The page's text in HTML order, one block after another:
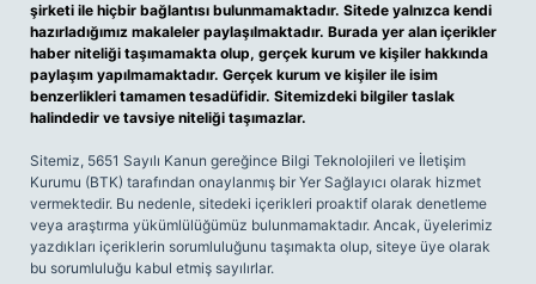
şirketi ile hiçbir bağlantısı bulunmamaktadır. Sitede yalnızca kendi
hazırladığımız makaleler paylaşılmaktadır. Burada yer alan içerikler
haber niteliği taşımamakta olup, gerçek kurum ve kişiler hakkında
paylaşım yapılmamaktadır. Gerçek kurum ve kişiler ile isim
benzerlikleri tamamen tesadüfidir. Sitemizdeki bilgiler taslak
halindedir ve tavsiye niteliği taşımazlar.
Sitemiz, 5651 Sayılı Kanun gereğince Bilgi Teknolojileri ve İletişim
Kurumu (BTK) tarafından onaylanmış bir Yer Sağlayıcı olarak hizmet
vermektedir. Bu nedenle, sitedeki içerikleri proaktif olarak denetleme
veya araştırma yükümlülüğümüz bulunmamaktadır. Ancak, üyelerimiz
yazdıkları içeriklerin sorumluluğunu taşımakta olup, siteye üye olarak
bu sorumluluğu kabul etmiş sayılırlar.